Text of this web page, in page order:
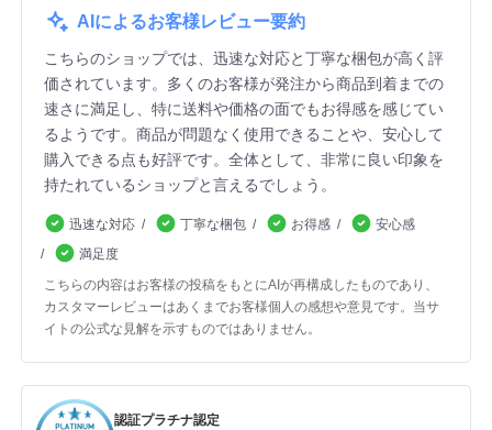
AIによるお客様レビュー要約
こちらのショップでは、迅速な対応と丁寧な梱包が高く評
価されています。多くのお客様が発注から商品到着までの
速さに満足し、特に送料や価格の面でもお得感を感じてい
るようです。商品が問題なく使用できることや、安心して
購入できる点も好評です。全体として、非常に良い印象を
持たれているショップと言えるでしょう。
迅速な対応 丁寧な梱包 お得感
安心感
満足度
こちらの内容はお客様の投稿をもとにAIが再構成したものであり、
カスタマーレビューはあくまでお客様個人の感想や意見です。当サ
イトの公式な見解を示すものではありません。
認証プラチナ認定